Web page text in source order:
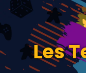
Les